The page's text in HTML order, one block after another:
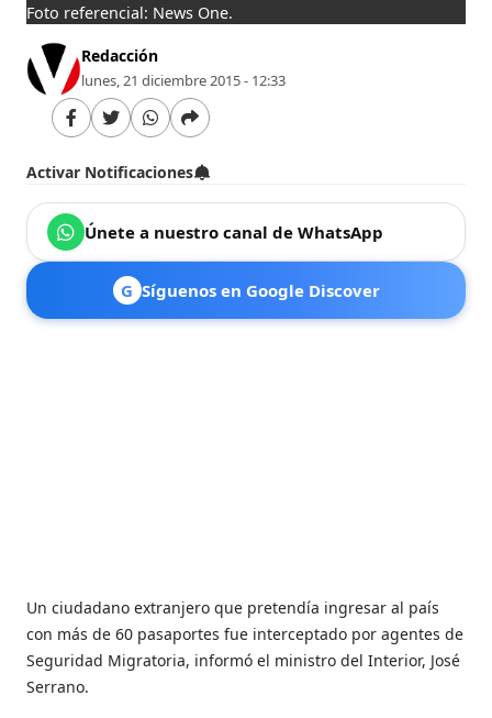
Foto referencial: News One.
Redacción
lunes, 21 diciembre 2015 - 12:33
Activar Notificaciones
Únete a nuestro canal de WhatsApp
G Síguenos en Google Discover
Un ciudadano extranjero que pretendía ingresar al país
con más de 60 pasaportes fue interceptado por agentes de
Seguridad Migratoria, informó el ministro del Interior, José
Serrano.